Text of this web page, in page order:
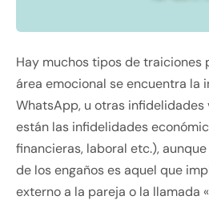
Hay muchos tipos de traiciones
área emocional se encuentra la
WhatsApp, u otras
están las infidelidades
financieras, laboral etc.),
de los engaños es aquel que
externo a la pareja o la llamada